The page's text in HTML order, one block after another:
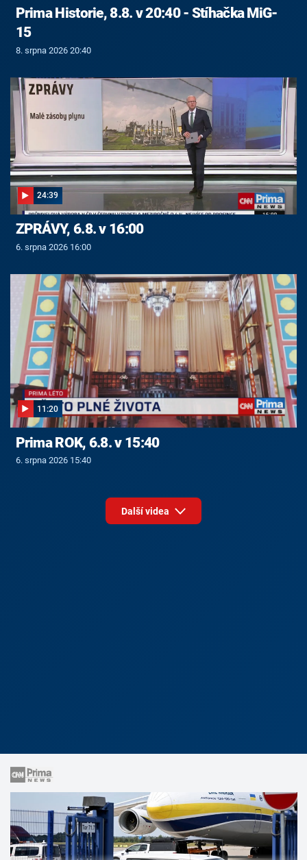
Prima Historie, 8.8. v 20:40 - Stíhačka MiG-
15
8. srpna 2026 20:40
24:39
ZPRÁVY, 6.8. v 16:00
6. srpna 2026 16:00
11:20
Prima ROK, 6.8. v 15:40
6. srpna 2026 15:40
Další videa